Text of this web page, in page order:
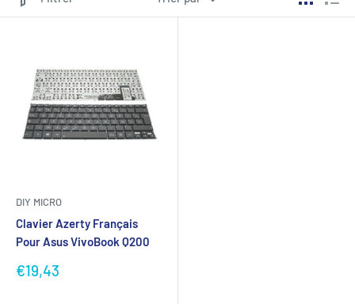
DIY MICRO
Clavier Azerty Français
Pour Asus VivoBook Q200
Prix
€19,43